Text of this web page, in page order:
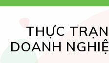
THỰC
DOANH